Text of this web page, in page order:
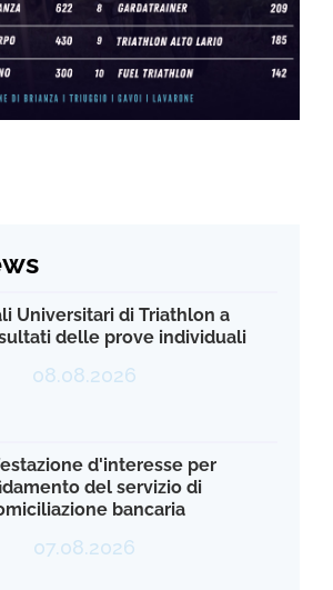
Universitari di Triathlon a
delle prove individuali
08.08.2026
d'interesse per
del servizio di
bancaria
07.08.2026